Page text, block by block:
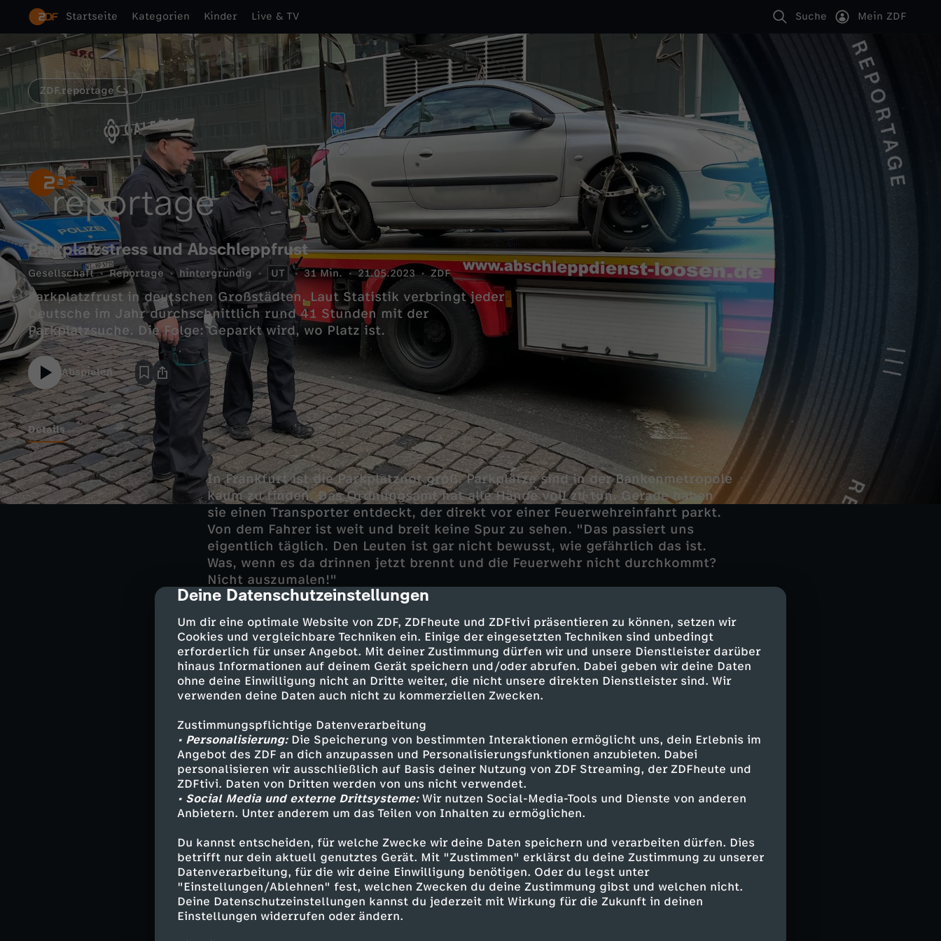
cmp-dialog-description
Deine Datenschutzeinstellungen
Um dir eine optimale Website von ZDF, ZDFheute und ZDFtivi präsentieren zu können, setzen wir
Cookies und vergleichbare Techniken ein. Einige der eingesetzten Techniken sind unbedingt
erforderlich für unser Angebot. Mit deiner Zustimmung dürfen wir und unsere Dienstleister darüber
hinaus Informationen auf deinem Gerät speichern und/oder abrufen. Dabei geben wir deine Daten
ohne deine Einwilligung nicht an Dritte weiter, die nicht unsere direkten Dienstleister sind. Wir
verwenden deine Daten auch nicht zu kommerziellen Zwecken.
Zustimmungspflichtige Datenverarbeitung
• Personalisierung:Die Speicherung von bestimmten Interaktionen ermöglicht uns, dein Erlebnis im
Angebot des ZDF an dich anzupassen und Personalisierungsfunktionen anzubieten. Dabei
personalisieren wir ausschließlich auf Basis deiner Nutzung von ZDF Streaming, der ZDFheute und
ZDFtivi. Daten von Dritten werden von uns nicht verwendet.
• Social Media und externe Drittsysteme:Wir nutzen Social-Media-Tools und Dienste von anderen
Anbietern. Unter anderem um das Teilen von Inhalten zu ermöglichen.
Du kannst entscheiden, für welche Zwecke wir deine Daten speichern und verarbeiten dürfen. Dies
betrifft nur dein aktuell genutztes Gerät. Mit "Zustimmen" erklärst du deine Zustimmung zu unserer
Datenverarbeitung, für die wir deine Einwilligung benötigen. Oder du legst unter
"Einstellungen/Ablehnen" fest, welchen Zwecken du deine Zustimmung gibst und welchen nicht.
Deine Datenschutzeinstellungen kannst du jederzeit mit Wirkung für die Zukunft in deinen
Einstellungen widerrufen oder ändern.
Startseite Kategorien Kinder Live & TV Suche Mein ZDF
ZDF.reportage
Parkplatzstress und Abschleppfrust
Gesellschaft Reportage hintergründig UT 31 Min. 21.05.2023 ZDF
Parkplatzfrust in deutschen Großstädten. Laut Statistik verbringt jeder
Deutsche im Jahr durchschnittlich rund 41 Stunden mit der
Parkplatzsuche. Die Folge: Geparkt wird, wo Platz ist.
Abspielen
Details
In Frankfurt ist die Parkplatznot groß. Parkplätze sind in der Bankenmetropole
kaum zu finden. Das Ordnungsamt hat alle Hände voll zu tun. Gerade haben
sie einen Transporter entdeckt, der direkt vor einer Feuerwehreinfahrt parkt.
Von dem Fahrer ist weit und breit keine Spur zu sehen. "Das passiert uns
eigentlich täglich. Den Leuten ist gar nicht bewusst, wie gefährlich das ist.
Was, wenn es da drinnen jetzt brennt und die Feuerwehr nicht durchkommt?
Nicht auszumalen!"
in zweiter Reihe parken und blockieren die Fahrbahn. Stau ist dadurch im
dichten Pendlerverkehr Frankfurts vorprogrammiert. Einfach einen Strafzettel
schreiben reicht hier nicht mehr aus. Das Auto muss abgeschleppt werden.
Während Rainer den Abschleppdienst ruft, stellt Stephan den Strafzettel aus.
25 Euro kostet allein das illegale Parken in der Ladezone. Hinzu kommen noch
Auch auf der Autobahn fehlt es überall an Parkplätzen. Gerade in den
Ferienzeiten unterstützt auch das THW die Polizei, um den Rückreiseverkehr
nach Polen und Tschechien am Laufen zu halten. Doch die Lkw-Parkplätze sind
schon am Mittag belegt. Die Lastzüge stauen sich bis auf die Autobahn.
Einsatzleiter Andreas Heinrich und sein Team versuchen, die Lage zu
Autobahnen.
Viele Lkws machen daher Pause auf dem Standstreifen. Eine große Gefahr.
Denn immer wieder kommt es dabei zu tödlichen Unfällen. Andreas entdeckt
einen Lkw auf dem Standstreifen. Doch dieser macht nicht etwa Pause,